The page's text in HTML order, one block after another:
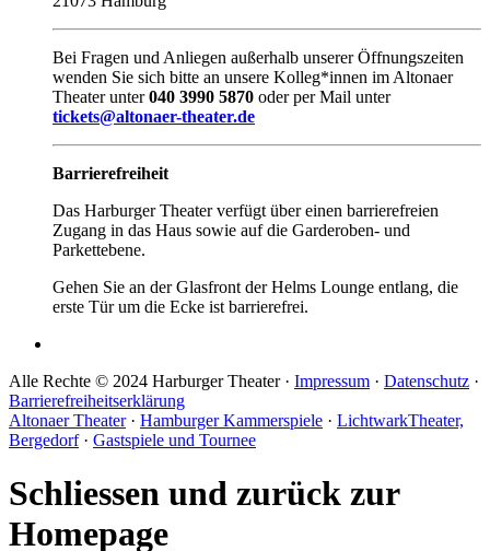
Bei Fragen und Anliegen außerhalb unserer Öffnungszeiten
wenden Sie sich bitte an unsere Kolleg*innen im Altonaer
Theater unter040 3990 5870 oder per Mail unter
tickets@altonaer-theater.de
Barrierefreiheit
Das Harburger Theater verfügt über einen barrierefreien
Zugang in das Haus sowie auf die Garderoben- und
Parkettebene.
Gehen Sie an der Glasfront der Helms Lounge entlang, die
erste Tür um die Ecke ist barrierefrei.
Alle Rechte © 2024 Harburger Theater · Impressum · Datenschutz ·
Barrierefreiheitserklärung
Altonaer Theater· Hamburger Kammerspiele · LichtwarkTheater,
Bergedorf· Gastspiele und Tournee
Schliessen und zurück zur
Homepage